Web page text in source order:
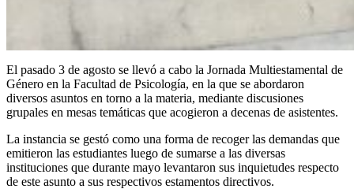
El pasado 3 de agosto se llevó a cabo la Jornada Multiestamental de
Género en la Facultad de Psicología, en la que se abordaron
diversos asuntos en torno a la materia, mediante discusiones
grupales en mesas temáticas que acogieron a decenas de asistentes.
La instancia se gestó como una forma de recoger las demandas que
emitieron las estudiantes luego de sumarse a las diversas
instituciones que durante mayo levantaron sus inquietudes respecto
de este asunto a sus respectivos estamentos directivos.